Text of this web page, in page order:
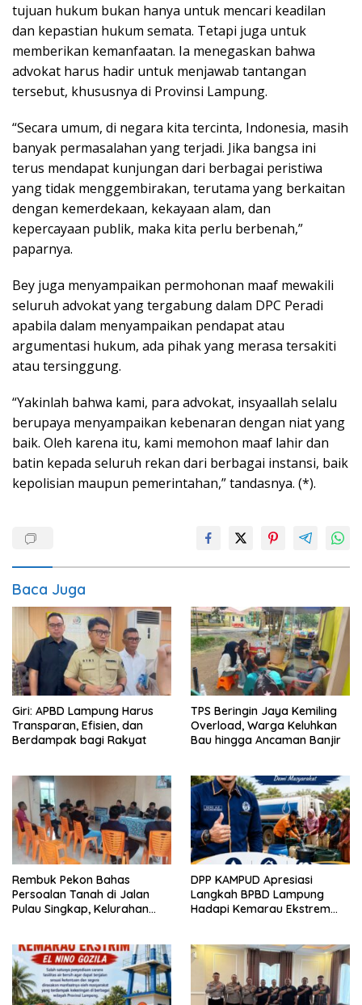
tujuan hukum bukan hanya untuk mencari keadilan
dan kepastian hukum semata. Tetapi juga untuk
memberikan kemanfaatan. Ia menegaskan bahwa
advokat harus hadir untuk menjawab tantangan
tersebut, khususnya di Provinsi Lampung.
“Secara umum, di negara kita tercinta, Indonesia, masih
banyak permasalahan yang terjadi. Jika bangsa ini
terus mendapat kunjungan dari berbagai peristiwa
yang tidak menggembirakan, terutama yang berkaitan
dengan kemerdekaan, kekayaan alam, dan
kepercayaan publik, maka kita perlu berbenah,”
paparnya.
Bey juga menyampaikan permohonan maaf mewakili
seluruh advokat yang tergabung dalam DPC Peradi
apabila dalam menyampaikan pendapat atau
argumentasi hukum, ada pihak yang merasa tersakiti
atau tersinggung.
“Yakinlah bahwa kami, para advokat, insyaallah selalu
berupaya menyampaikan kebenaran dengan niat yang
baik. Oleh karena itu, kami memohon maaf lahir dan
batin kepada seluruh rekan dari berbagai instansi, baik
kepolisian maupun pemerintahan,” tandasnya. (*).
Baca Juga
Giri: APBD Lampung Harus
Transparan, Efisien, dan
Berdampak bagi Rakyat
TPS Beringin Jaya Kemiling
Overload, Warga Keluhkan
Bau hingga Ancaman Banjir
Rembuk Pekon Bahas
Persoalan Tanah di Jalan
Pulau Singkap, Kelurahan
DPP KAMPUD Apresiasi
Langkah BPBD Lampung
Hadapi Kemarau Ekstrem